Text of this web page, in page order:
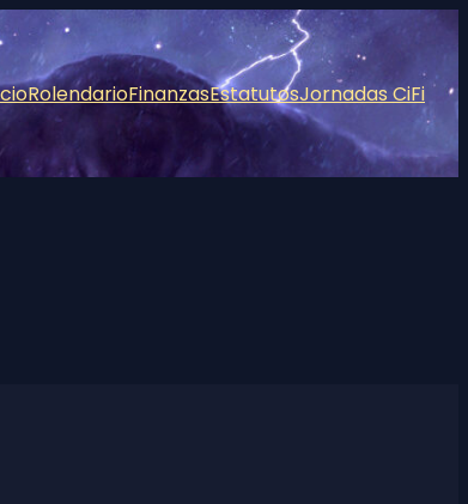
RolendarioFinanzasEstatutosJornadas CiFi